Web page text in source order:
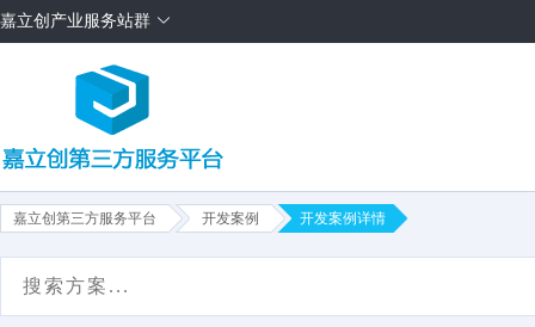
嘉立创产业服务站群
方案售卖
嘉立创第三方服务平台 开发案例 开发案例详情